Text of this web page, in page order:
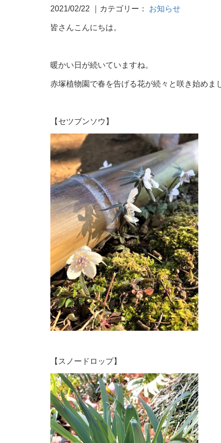
2021/02/22 ｜カテゴリー： お知らせ
皆さんこんにちは。
暖かい日が続いていますね。
赤塚植物園で春を告げる花が続々と咲き始めま
【セツブンソウ】
【スノードロップ】